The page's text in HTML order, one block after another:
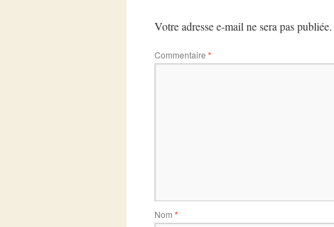
Votre adresse e-mail ne sera pas publiée.
Commentaire *
Nom *